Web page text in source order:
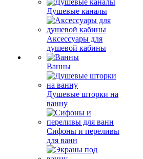
Душевые каналы
Аксессуары для
душевой кабины
Ванны
Душевые шторки на
ванну
Сифоны и переливы
для ванн